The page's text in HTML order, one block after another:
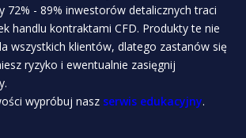
72% - 89% inwestorów detalicznych traci
handlu kontraktami CFD. Produkty te nie
wszystkich klientów, dlatego zastanów się
ryzyko i ewentualnie zasięgnij
wypróbuj nasz serwis edukacyjny.